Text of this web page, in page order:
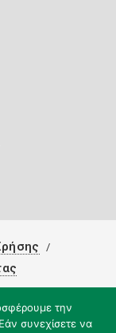
την
συνεχίσετε να